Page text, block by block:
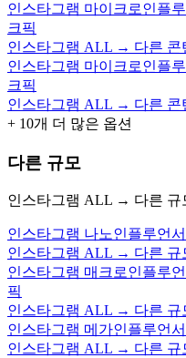
인스타그램 마이크로인플
크픽
인스타그램 ALL → 다른 콘
인스타그램 마이크로인플
크픽
인스타그램 ALL → 다른 콘
+ 10개 더 많은 옵션
다른 규모
인스타그램 ALL → 다른 규
인스타그램 나노인플루언
인스타그램 ALL → 다른 규
인스타그램 매크로인플루
픽
인스타그램 ALL → 다른 규
인스타그램 메가인플루언
인스타그램 ALL → 다른 규